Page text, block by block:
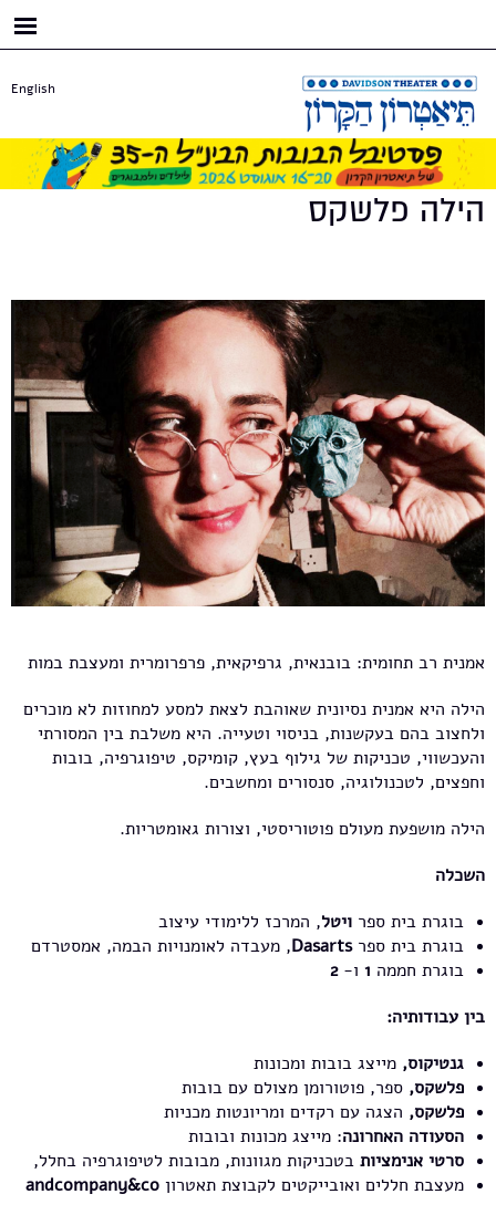
English
הילה פלשקס
אמנית רב תחומית: בובנאית, גרפיקאית, פרפרומרית ומעצבת במות
הילה היא אמנית נסיונית שאוהבת לצאת למסע למחוזות לא מוכרים
ולחצוב בהם בעקשנות, בניסוי וטעייה. היא משלבת בין המסורתי
והעכשווי, טכניקות של גילוף בעץ, קומיקס, טיפוגרפיה, בובות
וחפצים, לטכנולוגיה, סנסורים ומחשבים.
הילה מושפעת מעולם פוטוריסטי, וצורות גאומטריות.
השכלה
בוגרת בית ספרויטל, המרכז ללימודי עיצוב
בוגרת בית ספרDasarts, מעבדה לאומנויות הבמה, אמסטרדם
בוגרת חממה 1 ו-2
בין עבודותיה:
גנטיקוס,מייצג בובות ומכונות
פלשקס,ספר, פוטורומן מצולם עם בובות
פלשקס, הצגה עם רקדים ומריונטות מכניות
הסעודה האחרונה: מייצג מכונות ובובות
סרטי אנימציות בטכניקות מגוונות, מבובות לטיפוגרפיה בחלל,
מעצבת חללים ואובייקטים לקבוצת תאטרוןandcompany&co